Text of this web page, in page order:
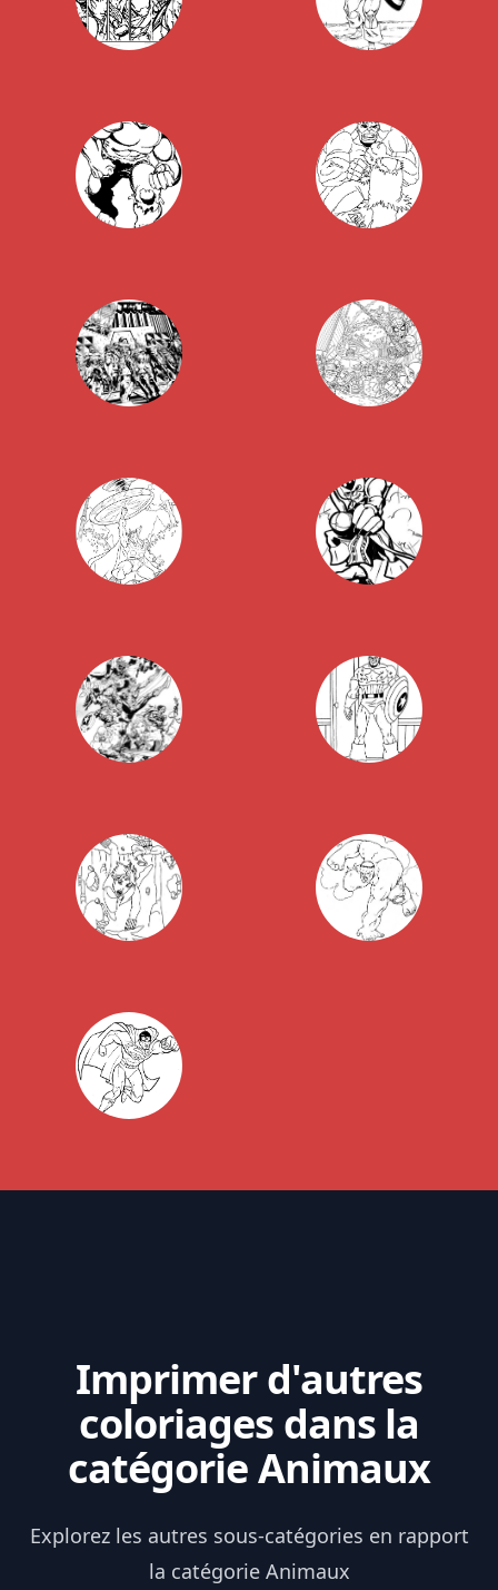
Imprimer d'autres
coloriages dans la
catégorie Animaux
Explorez les autres sous-catégories en rapport
la catégorie Animaux